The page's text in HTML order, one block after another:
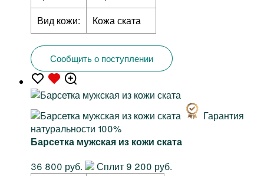
Вид кожи:
Кожа ската
Сообщить о поступлении
Гарантия
натуральности 100%
Барсетка мужская из кожи ската
36 800 руб.
Сплит 9 200 руб.